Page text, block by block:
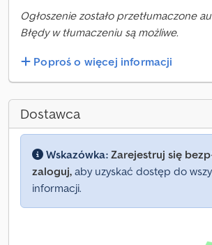
Ogłoszenie zostało przetłumaczone
Błędy w tłumaczeniu są możliwe.
Poproś o więcej informacji
Dostawca
Wskazówka: Zarejestruj się
zaloguj, aby uzyskać dostęp do
informacji.